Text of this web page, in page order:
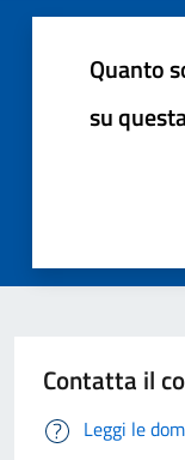
Quanto
su
Contatta il
Leggi le